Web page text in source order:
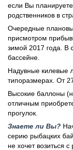
если Вы
родственников в
Очередные
присмотром
зимой 2017 года. В
бассейне.
Надувные килевые
типоразмерах. От
Высокие баллоны
отличным
прогулок.
Знаете ли Вы?
серию рыбацких
не хочет возиться